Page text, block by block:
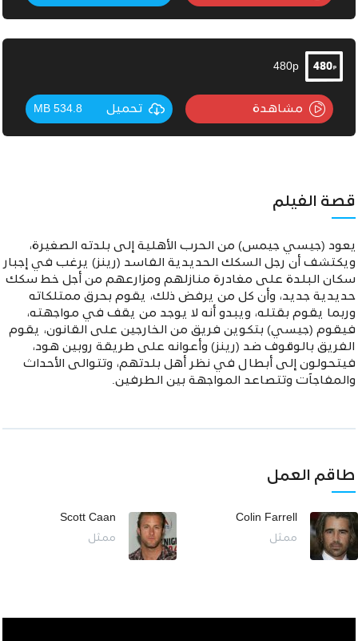
480p
مشاهدة تحميل 534.8 MB
قصة الفيلم
يعود (جيسي جيمس) من الحرب الأهلية إلى بلدته الصغيرة،
ويكتشف أن رجل السكك الحديدية الفاسد (رينز) يرغب في إجبار
سكان البلدة على مغادرة منازلهم ومزارعهم من أجل خط سكك
حديدية جديد، وأن كل من يرفض ذلك، يقوم بحرق ممتلكاته
وربما يقوم بقتله، ويبدو أنه لا يوجد من يقف في مواجهته،
فيقوم (جيسي) بتكوين فريق من الخارجين على القانون، يقوم
الفريق بالوقوف ضد (رينز) وأعوانه على طريقة روبين هود،
فيتحولون إلى أبطال في نظر أهل بلدتهم، وتتوالى الأحداث
والمفاجآت وتتصاعد المواجهة بين الطرفين.
طاقم العمل
Colin Farrell
ممثل
Scott Caan
ممثل